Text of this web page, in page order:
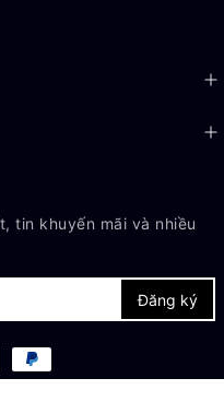
tin khuyến mãi và nhiều
Đăng ký